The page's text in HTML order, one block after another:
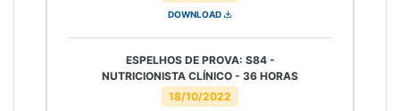
DOWNLOAD
18/10/2022
ESPELHOS DE PROVA: S84 -
NUTRICIONISTA CLÍNICO - 36 HORAS